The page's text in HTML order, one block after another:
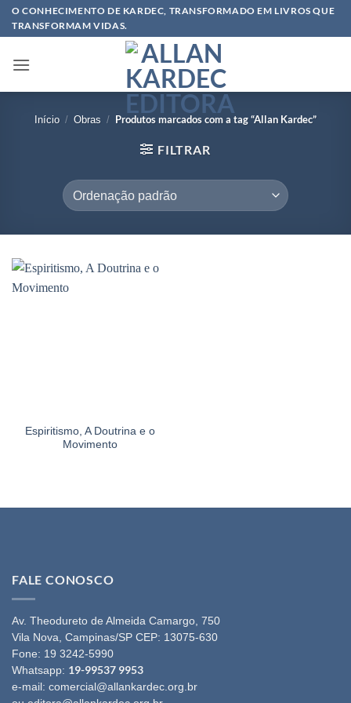
SkipO CONHECIMENTO DE KARDEC, TRANSFORMADO EM LIVROS QUE
TRANSFORMAM VIDAS.
Início / Obras / Produtos marcados com a tag “Allan Kardec”
FILTRAR
Espiritismo, A Doutrina e o
Movimento
FALE CONOSCO
Av. Theodureto de Almeida Camargo, 750
Vila Nova, Campinas/SP CEP: 13075-630
Fone: 19 3242-5990
Whatsapp: 19-99537 9953
e-mail: comercial@allankardec.org.br